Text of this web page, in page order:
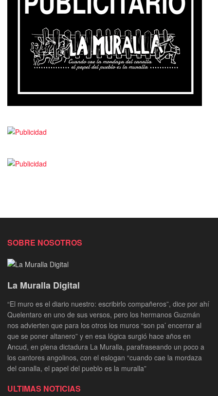
SOBRE NOSOTROS
La Muralla Digital
“El muro es el diario nuestro: escribirlo compañeros”, dice por ahí
Quelentaro en uno de sus versos, pero los hermanos Guzmán
nos advierten que para los otros los muros “son pa’ encerrar al
que se poner altanero” y en esa lógica surgió hace años en
Ancud, en plena dictadura La Muralla, parafraseando un poco a
los cantores angolinos, con el eslogan “cuando cae la mordaza
del canalla, el papel del pueblo es la muralla”
ULTIMAS NOTICIAS